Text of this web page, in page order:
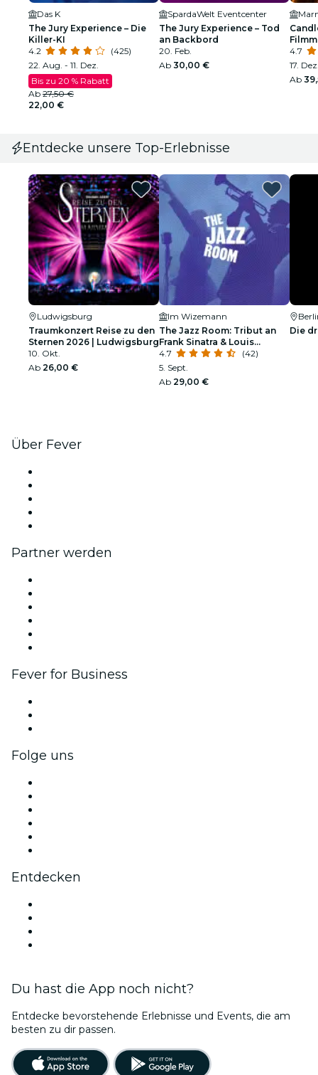
Das K
The Jury Experience – Die
Killer-KI
4.2
(425)
22. Aug. - 11. Dez.
Bis zu 20 % Rabatt
Ab 27,50 €
22,00 €
SpardaWelt Eventcenter
The Jury Experience – Tod
an Backbord
20. Feb.
Ab 30,00 €
4.7
17.
Ab
Entdecke unsere Top-Erlebnisse
Ludwigsburg
Traumkonzert Reise zu den
Sternen 2026 | Ludwigsburg
10. Okt.
Ab 26,00 €
Im Wizemann
The Jazz Room: Tribut an
Frank Sinatra & Louis
Armstrong
4.7
(42)
5. Sept.
Ab 29,00 €
Die
Über Fever
Partner werden
Fever for Business
Folge uns
Entdecken
Du hast die App noch nicht?
Entdecke bevorstehende Erlebnisse und Events, die am
besten zu dir passen.